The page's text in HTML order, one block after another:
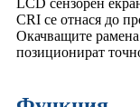
LCD сензорен
CRI се отнася до
Окачващите рамена
позиционират